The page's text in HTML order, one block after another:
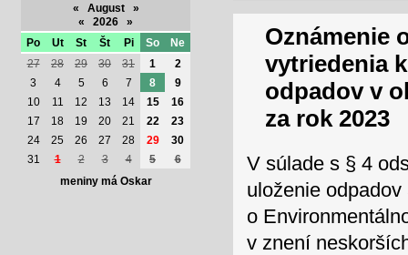
« August
»
«
2026
»
Po
Ut St Št Pi So
Ne
27
28 29 30 31 1
2
3
4 5 6 7 8
9
10
11 12 13 14 15
16
17
18 19 20 21 22
23
24
25 26 27 28 29
30
31
1 2 3 4 5
6
meniny má Oskar
Oznámenie
vytriedenia
odpadov v
za rok 2023
V súlade s § 4
uloženie
o
v znení